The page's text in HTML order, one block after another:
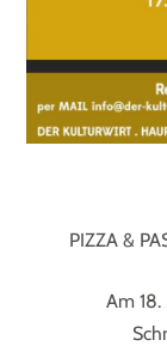
PIZZA &
Am 18.